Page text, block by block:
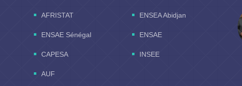
AFRISTAT ENSEA Abidjan
ENSAE Sénégal ENSAE
CAPESA INSEE
AUF